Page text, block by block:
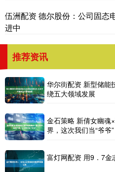
伍洲配资 德尔股份：公司固态
进中
推荐资讯
华尔街配资 新型储能
绕五大领域发展
金石策略 新倩女幽魂
界，这次我们当“爷爷”
富灯网配资 用9．7金